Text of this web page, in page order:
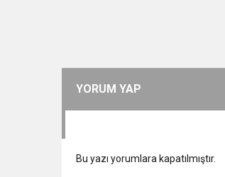
YORUM YAP
Bu yazı yorumlara kapatılmıştır.